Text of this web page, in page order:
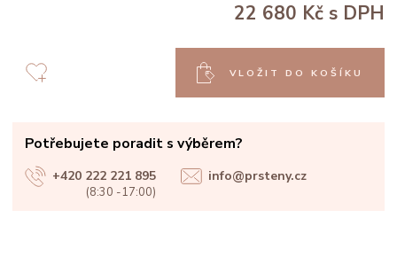
22 680 Kč s DPH
VLOŽIT DO KOŠÍKU
Potřebujete poradit s výběrem?
+420 222 221 895
(8:30 -17:00)
info@prsteny.cz